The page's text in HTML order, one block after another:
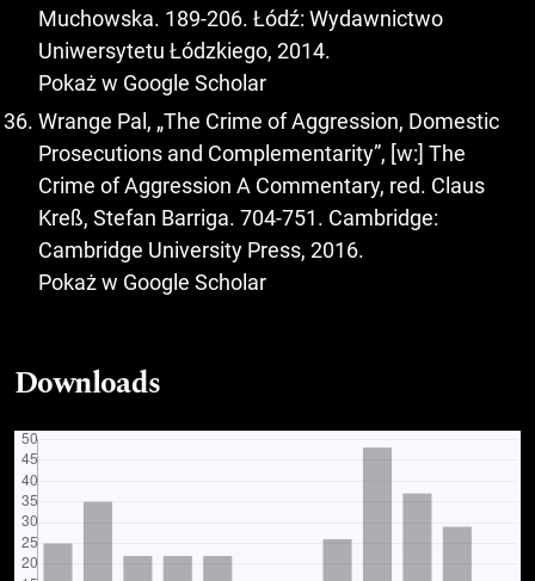
Muchowska. 189-206. Łódź: Wydawnictwo
Uniwersytetu Łódzkiego, 2014.
Pokaż w Google Scholar
Wrange Pal, „The Crime of Aggression, Domestic
Prosecutions and Complementarity”, [w:] The
Crime of Aggression A Commentary, red. Claus
Kreß, Stefan Barriga. 704-751. Cambridge:
Cambridge University Press, 2016.
Pokaż w Google Scholar
Downloads